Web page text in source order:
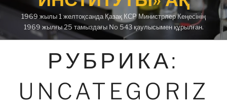
1969 жылы 1 желтоқсанда Қазақ КСР Министрлер Кеңесінің
1969 жылғы 25 тамыздағы No 543 қаулысымен құрылған.
РУБРИКА:
UNCATEGORIZ